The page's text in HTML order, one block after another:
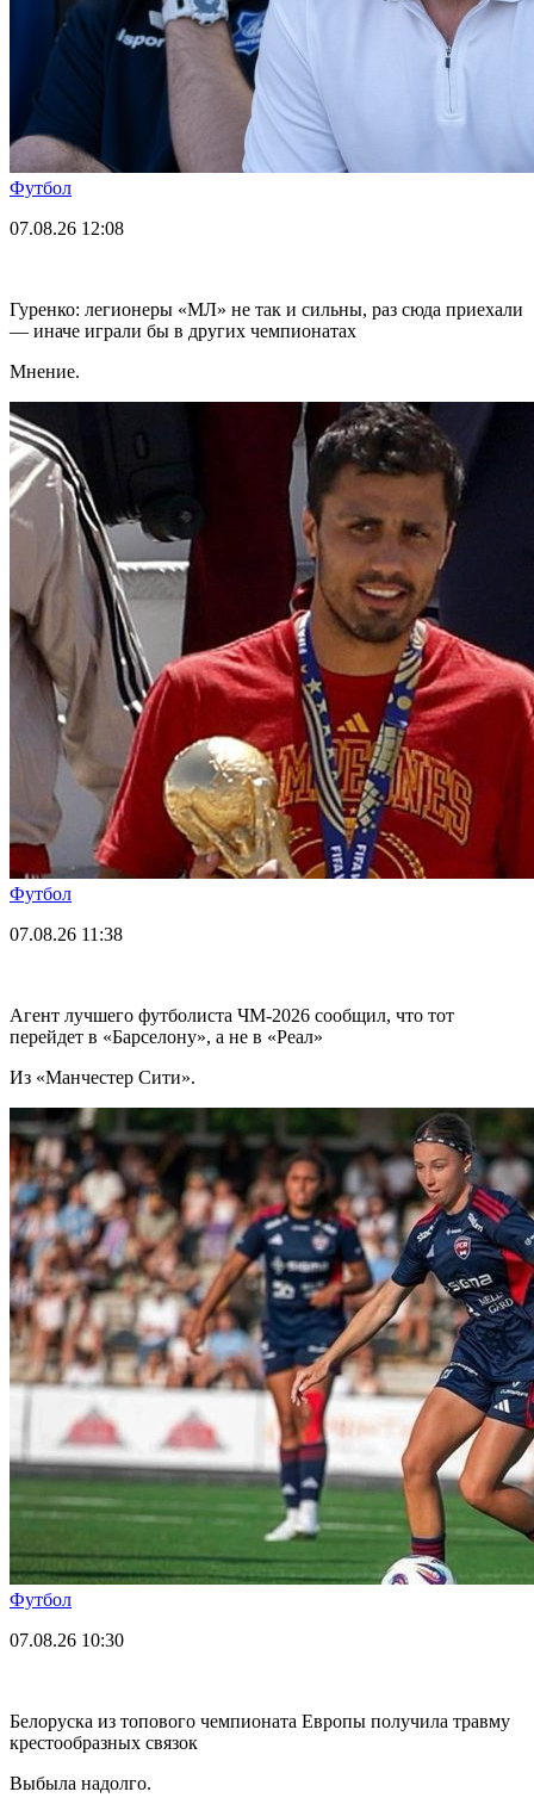
Футбол
07.08.26 12:08
Гуренко: легионеры «МЛ» не так и сильны, раз сюда приехали
— иначе играли бы в других чемпионатах
Мнение.
Футбол
07.08.26 11:38
Агент лучшего футболиста ЧМ-2026 cообщил, что тот
перейдет в «Барселону», а не в «Реал»
Из «Манчестер Сити».
Футбол
07.08.26 10:30
Белоруска из топового чемпионата Европы получила травму
крестообразных связок
Выбыла надолго.